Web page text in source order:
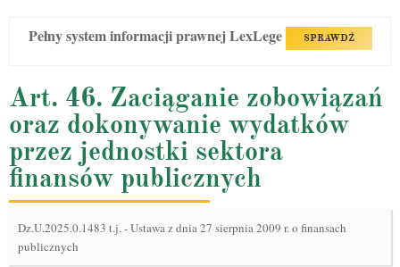
Pełny system informacji prawnej LexLege SPRAWDŹ
Art. 46. Zaciąganie zobowiązań
oraz dokonywanie wydatków
przez jednostki sektora
finansów publicznych
Dz.U.2025.0.1483 t.j.-Ustawa z dnia 27 sierpnia 2009 r. o finansach
publicznych